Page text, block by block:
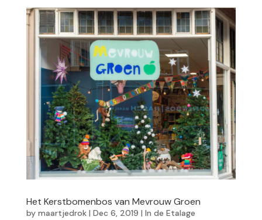
Het Kerstbomenbos van Mevrouw Groen
by maartjedrok| Dec 6, 2019 | In de Etalage